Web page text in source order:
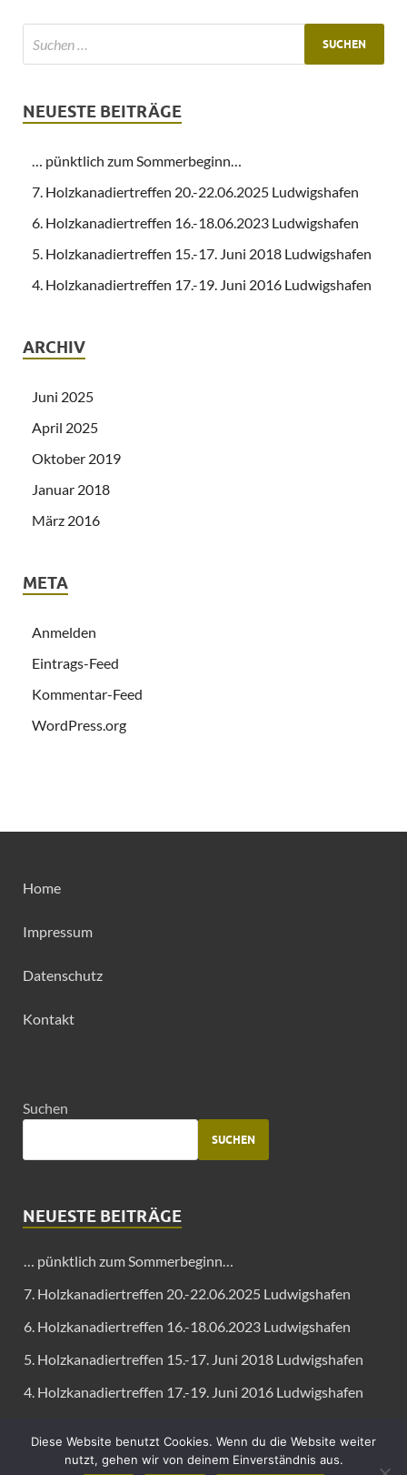
NEUESTE BEITRÄGE
… pünktlich zum Sommerbeginn…
7. Holzkanadiertreffen 20.-22.06.2025 Ludwigshafen
6. Holzkanadiertreffen 16.-18.06.2023 Ludwigshafen
5. Holzkanadiertreffen 15.-17. Juni 2018 Ludwigshafen
4. Holzkanadiertreffen 17.-19. Juni 2016 Ludwigshafen
ARCHIV
Juni 2025
April 2025
Oktober 2019
Januar 2018
März 2016
META
Anmelden
Eintrags-Feed
Kommentar-Feed
WordPress.org
Home
Impressum
Datenschutz
Kontakt
Suchen
SUCHEN
NEUESTE BEITRÄGE
… pünktlich zum Sommerbeginn…
7. Holzkanadiertreffen 20.-22.06.2025 Ludwigshafen
6. Holzkanadiertreffen 16.-18.06.2023 Ludwigshafen
5. Holzkanadiertreffen 15.-17. Juni 2018 Ludwigshafen
4. Holzkanadiertreffen 17.-19. Juni 2016 Ludwigshafen
Diese Website benutzt Cookies. Wenn du die Website weiter
nutzt, gehen wir von deinem Einverständnis aus.